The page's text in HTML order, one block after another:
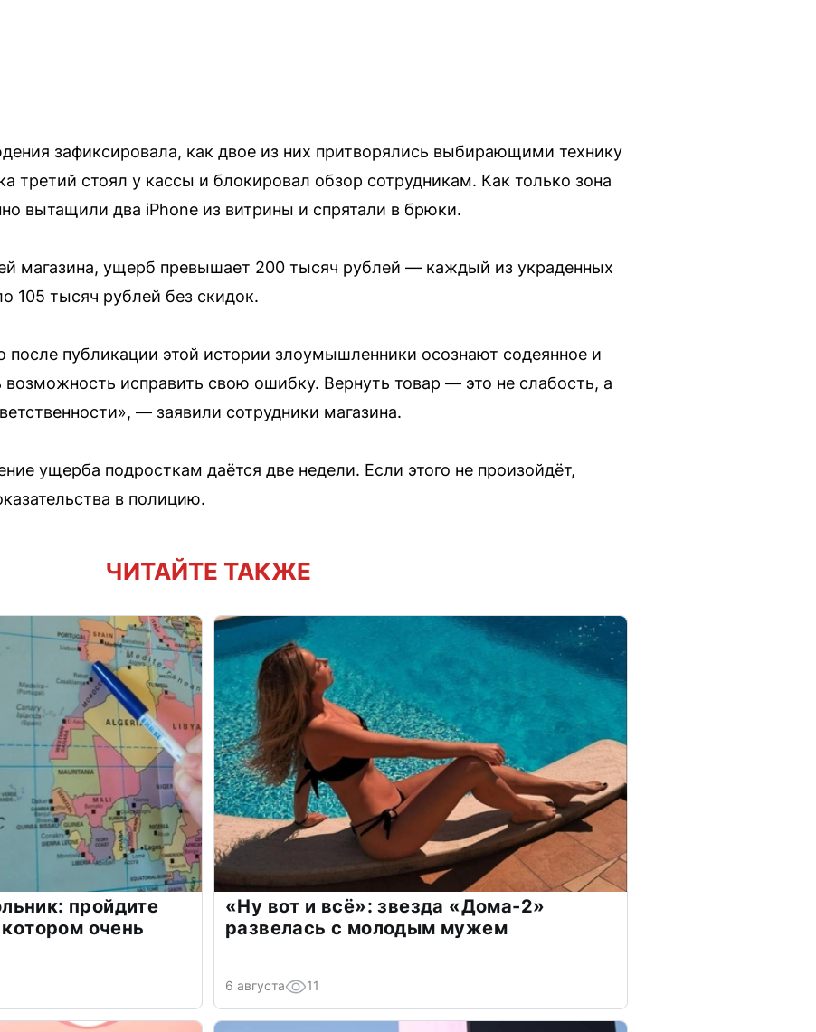
зафиксировала, как двое из них притворялись выбирающими технику
третий стоял у кассы и блокировал обзор сотрудникам. Как только зона
вытащили два iPhone из витрины и спрятали в брюки.
магазина, ущерб превышает 200 тысяч рублей — каждый из украденных
105 тысяч рублей без скидок.
после публикации этой истории злоумышленники осознают содеянное и
возможность исправить свою ошибку. Вернуть товар — это не слабость, а
— заявили сотрудники магазина.
ущерба подросткам даётся две недели. Если этого не произойдёт,
в полицию.
ЧИТАЙТЕ ТАКЖЕ
пройдите
очень
«Ну вот и всё»: звезда «Дома-2»
развелась с молодым мужем
6 августа 11